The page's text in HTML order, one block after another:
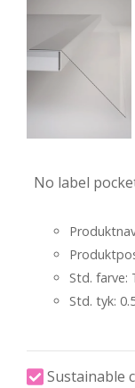
No label
Std. farve:
Std. tyk:
Sustainable